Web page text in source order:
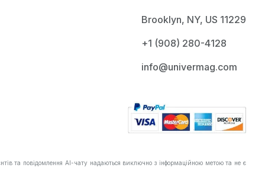
Brooklyn, NY, US 11229
+1 ‪(908) 280-4128‬
info@univermag.com
та повідомлення AI-чату надаються виключно з інформаційною метою та не є